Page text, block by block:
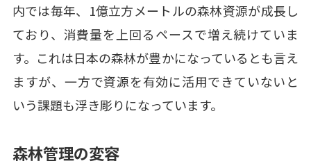
内では毎年、1億立方メートルの森林資源が成長し
ており、消費量を上回るペースで増え続けていま
す。これは日本の森林が豊かになっているとも言え
ますが、一方で資源を有効に活用できていないと
いう課題も浮き彫りになっています。
森林管理の変容